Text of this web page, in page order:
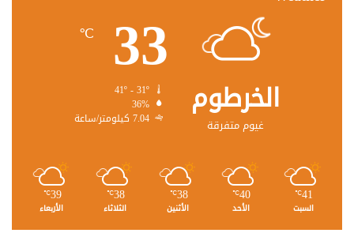
الخرطوم
غيوم متفرقة
33
℃
36%
7.04 كيلومتر/ساعة
41
℃
السبت
40
℃
الأحد
38
℃
الأثنين
38
℃
الثلاثاء
39
℃
الأربعاء